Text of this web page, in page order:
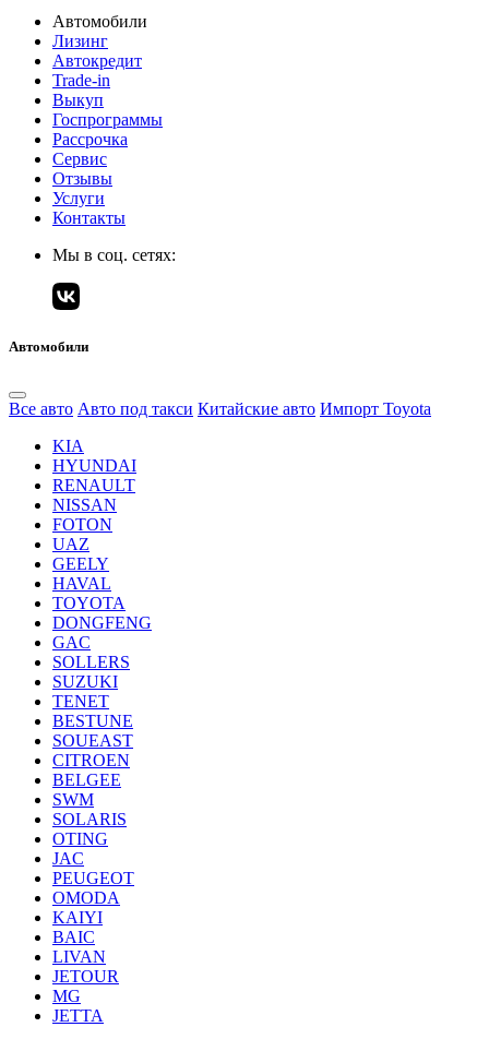
Автомобили
Лизинг
Автокредит
Trade-in
Выкуп
Госпрограммы
Рассрочка
Сервис
Отзывы
Услуги
Контакты
Мы в соц. сетях:
Автомобили
Все авто Авто под такси Китайские авто Импорт Toyota
KIA
HYUNDAI
RENAULT
NISSAN
FOTON
UAZ
GEELY
HAVAL
TOYOTA
DONGFENG
GAC
SOLLERS
SUZUKI
TENET
BESTUNE
SOUEAST
CITROEN
BELGEE
SWM
SOLARIS
OTING
JAC
PEUGEOT
OMODA
KAIYI
BAIC
LIVAN
JETOUR
MG
JETTA